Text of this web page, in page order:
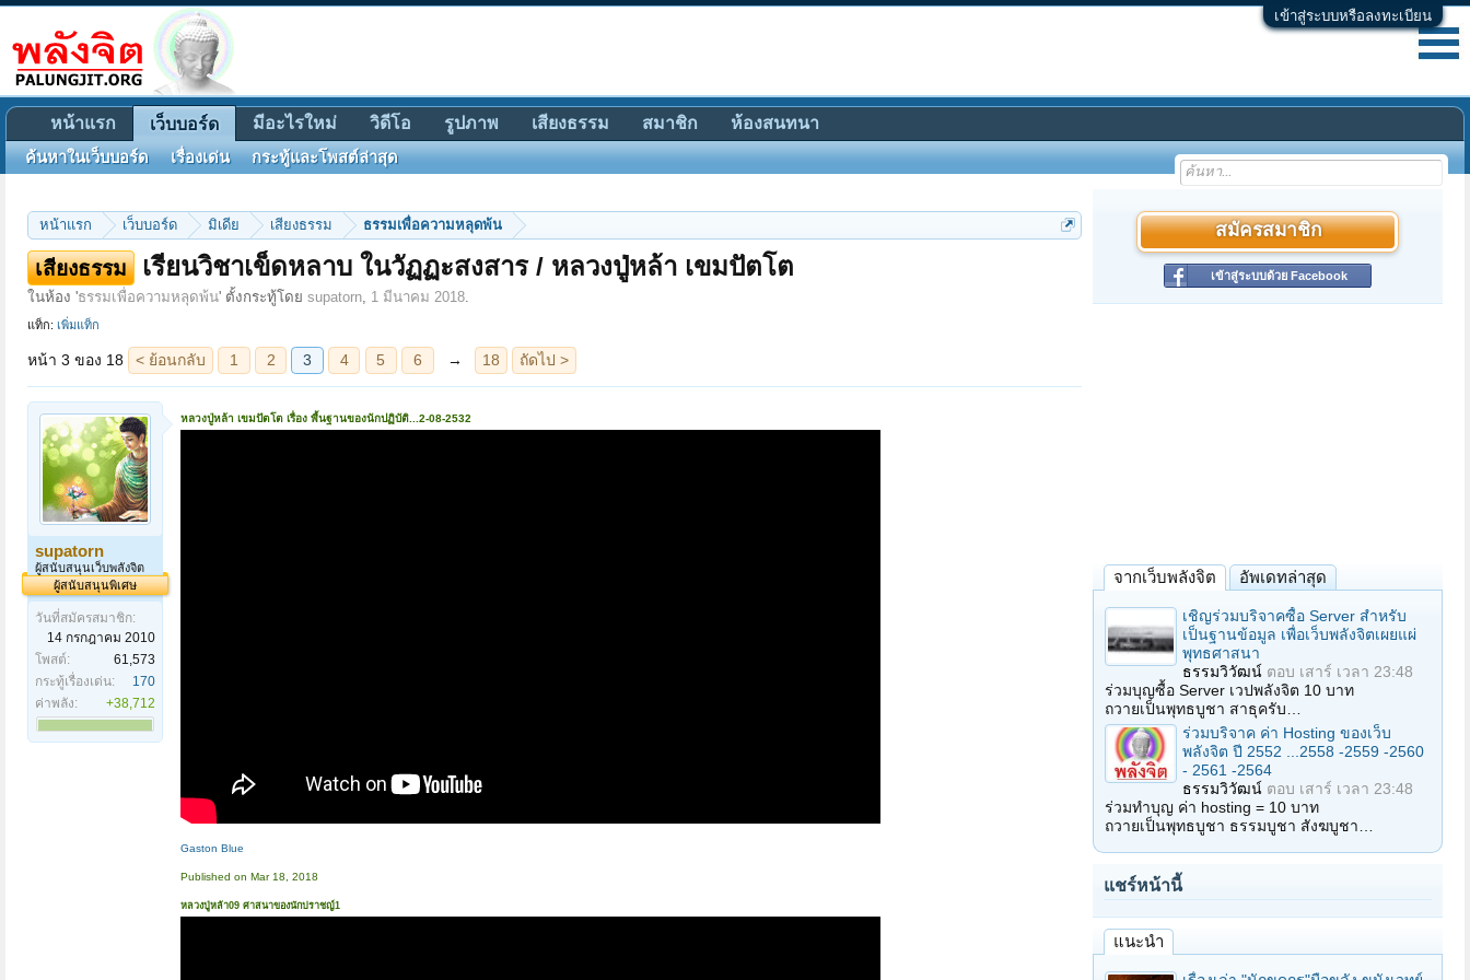
เข้าสู่ระบบหรือลงทะเบียน
หน้าแรก เว็บบอร์ด มิเดีย เสียงธรรม ธรรมเพื่อความหลุดพ้น
เสียงธรรม เรียนวิชาเข็ดหลาบ ในวัฏฏะสงสาร / หลวงปู่หล้า เขมปัตโต
ในห้อง 'ธรรมเพื่อความหลุดพ้น' ตั้งกระทู้โดย supatorn, 1 มีนาคม 2018.
แท็ก: เพิ่มแท็ก
หน้า 3 ของ 18 < ย้อนกลับ 1 2 3 4 5 6 → 18 ถัดไป >
supatorn
ผู้สนับสนุนเว็บพลังจิต
ผู้สนับสนุนพิเศษ
วันที่สมัครสมาชิก:
14 กรกฎาคม 2010
โพสต์:
61,573
กระทู้เรื่องเด่น:
170
ค่าพลัง:
+38,712
หลวงปู่หล้า เขมปัตโต เรื่อง พื้นฐานของนักปฏิบัติ...2-08-2532
Gaston Blue
Published on Mar 18, 2018
หลวงปู่หล้า09 ศาสนาของนักปราชญ์1
สมัครสมาชิก
เข้าสู่ระบบด้วย Facebook
จากเว็บพลังจิต อัพเดทล่าสุด
เชิญร่วมบริจาคซื้อ Server สำหรับ
เป็นฐานข้อมูล เพื่อเว็บพลังจิตเผยแผ่
พุทธศาสนา
ธรรมวิวัฒน์ ตอบ เสาร์ เวลา 23:48
ร่วมบุญซื้อ Server เวปพลังจิต 10 บาท
ถวายเป็นพุทธบูชา สาธุครับ…
ร่วมบริจาค ค่า Hosting ของเว็บ
พลังจิต ปี 2552 ...2558 -2559 -2560
- 2561 -2564
ธรรมวิวัฒน์ ตอบ เสาร์ เวลา 23:48
ร่วมทำบุญ ค่า hosting = 10 บาท
ถวายเป็นพุทธบูชา ธรรมบูชา สังฆบูชา…
แชร์หน้านี้
แนะนำ
หน้าแรก เว็บบอร์ด
ค้นหาในเว็บบอร์ด เรื่องเด่น กระทู้และโพสต์ล่าสุด
มีอะไรใหม่ วิดีโอ รูปภาพ เสียงธรรม สมาชิก ห้องสนทนา